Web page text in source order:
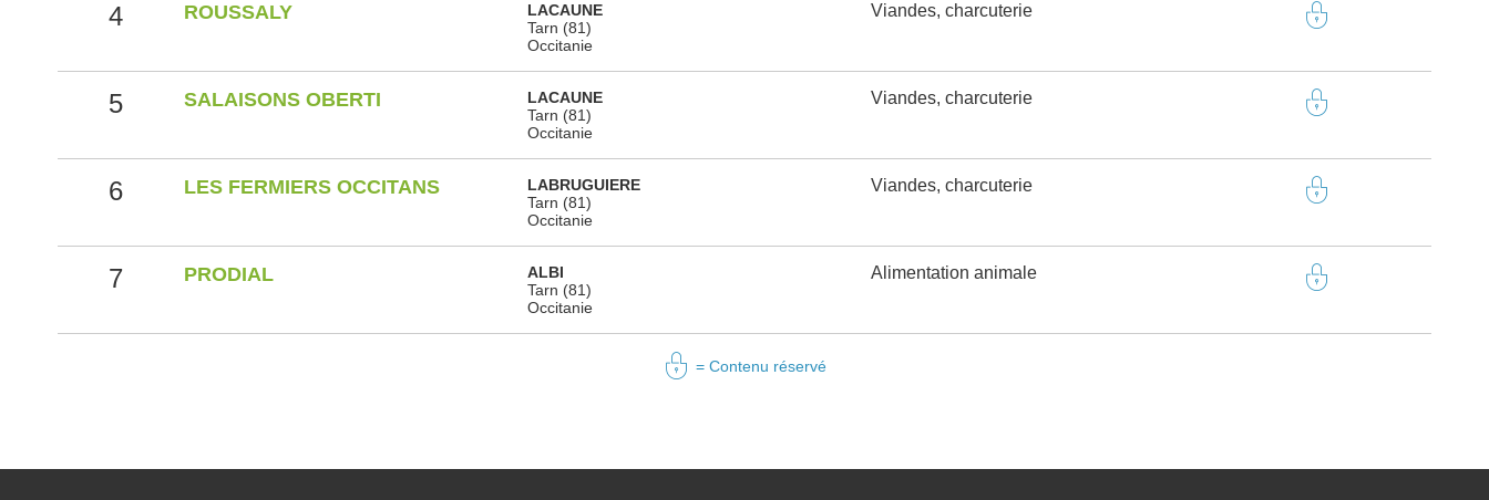
4 ROUSSALY
LACAUNE
Tarn (81)
Occitanie
Viandes, charcuterie
5 SALAISONS OBERTI
LACAUNE
Tarn (81)
Occitanie
Viandes, charcuterie
6 LES FERMIERS OCCITANS
LABRUGUIERE
Tarn (81)
Occitanie
Viandes, charcuterie
7 PRODIAL
ALBI
Tarn (81)
Occitanie
Alimentation animale
= Contenu réservé